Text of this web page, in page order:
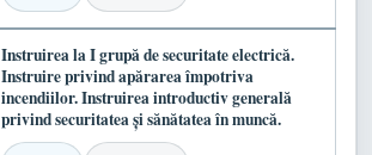
Instruirea la I grupă de securitate electrică.
Instruire privind apărarea împotriva
incendiilor. Instruirea introductiv generală
privind securitatea și sănătatea în muncă.